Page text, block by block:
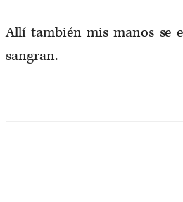
Allí también mis manos se
sangran.